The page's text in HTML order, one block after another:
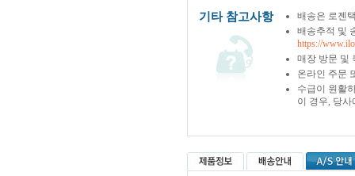
기타 참고사항
배송은 로젠
배송추적 및
https://
매장 방문 및
온라인 주문
수급이 원활
이 경우, 당